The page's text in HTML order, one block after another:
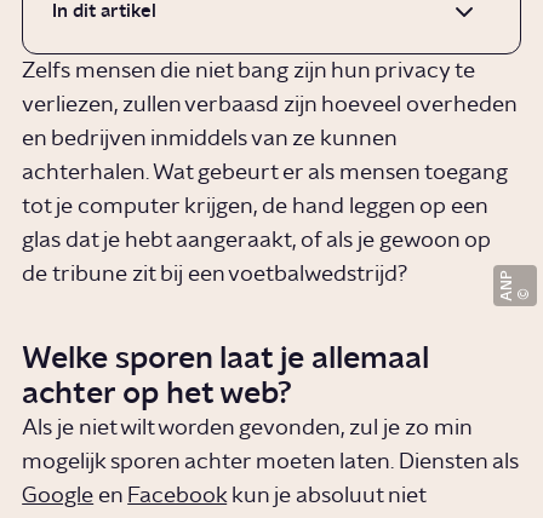
In dit artikel
Zelfs mensen die niet bang zijn hun privacy te
verliezen, zullen verbaasd zijn hoeveel overheden
en bedrijven inmiddels van ze kunnen
achterhalen. Wat gebeurt er als mensen toegang
tot je computer krijgen, de hand leggen op een
glas dat je hebt aangeraakt, of als je gewoon op
de tribune zit bij een voetbalwedstrijd?
ANP
Welke sporen laat je allemaal
achter op het web?
Als je niet wilt worden gevonden, zul je zo min
mogelijk sporen achter moeten laten. Diensten als
Google en Facebookkun je absoluut niet